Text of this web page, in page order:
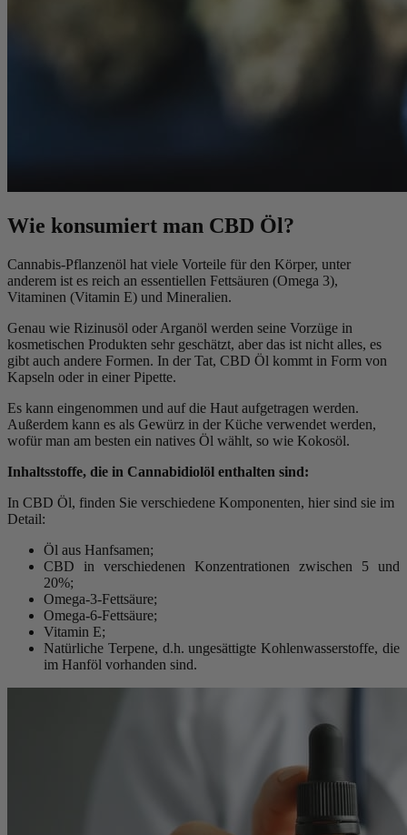
Wie konsumiert man CBD Öl?
Cannabis-Pflanzenöl hat viele Vorteile für den Körper, unter
anderem ist es reich an essentiellen Fettsäuren (Omega 3),
Vitaminen (Vitamin E) und Mineralien.
Genau wie Rizinusöl oder Arganöl werden seine Vorzüge in
kosmetischen Produkten sehr geschätzt, aber das ist nicht alles, es
gibt auch andere Formen. In der Tat, CBD Öl kommt in Form von
Kapseln oder in einer Pipette.
Es kann eingenommen und auf die Haut aufgetragen werden.
Außerdem kann es als Gewürz in der Küche verwendet werden,
wofür man am besten ein natives Öl wählt, so wie Kokosöl.
Inhaltsstoffe, die in Cannabidiolöl enthalten sind:
In CBD Öl, finden Sie verschiedene Komponenten, hier sind sie im
Detail:
Öl aus Hanfsamen;
CBD in verschiedenen Konzentrationen zwischen 5 und
20%;
Omega-3-Fettsäure;
Omega-6-Fettsäure;
Vitamin E;
Natürliche Terpene, d.h. ungesättigte Kohlenwasserstoffe, die
im Hanföl vorhanden sind.